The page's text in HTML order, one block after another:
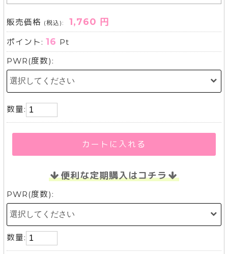
販売価格 (税込): 1,760 円
ポイント:16 Pt
PWR(度数):
数量:
カートに入れる
便利な定期購入はコチラ
PWR(度数):
数量: